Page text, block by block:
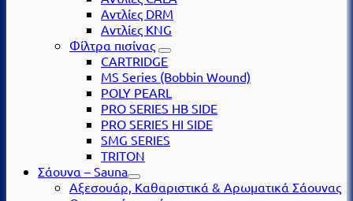
Αντλίες DRM
Αντλίες KNG
Φίλτρα πισίνας
CARTRIDGE
MS Series (Βobbin Wound)
POLY PEARL
PRO SERIES HB SIDE
PRO SERIES HI SIDE
SMG SERIES
TRITON
Σάουνα – Sauna
Αξεσουάρ, Καθαριστικά & Αρωματικά Σάουνας